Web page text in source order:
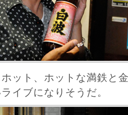
ット、ホットな満鉄と
イブになりそうだ。